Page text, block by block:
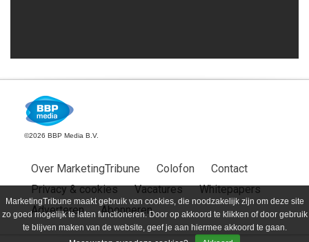
MarketingTribune maakt gebruik van cookies, die noodzakelijk zijn om deze site
zo goed mogelijk te laten functioneren. Door op akkoord te klikken of door gebruik
te blijven maken van de website, geef je aan hiermee akkoord te gaan.
©2026 BBP Media B.V.
Over MarketingTribune Colofon
Contact
Privacy & cookies
Vacatures
Whitepapers
Adverteren
Abonneren